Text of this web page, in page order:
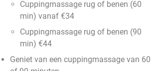
Cuppingmassage rug of benen (60
min) vanaf €34
Cuppingmassage rug of benen (90
min) €44
Geniet van een cuppingmassage van 60